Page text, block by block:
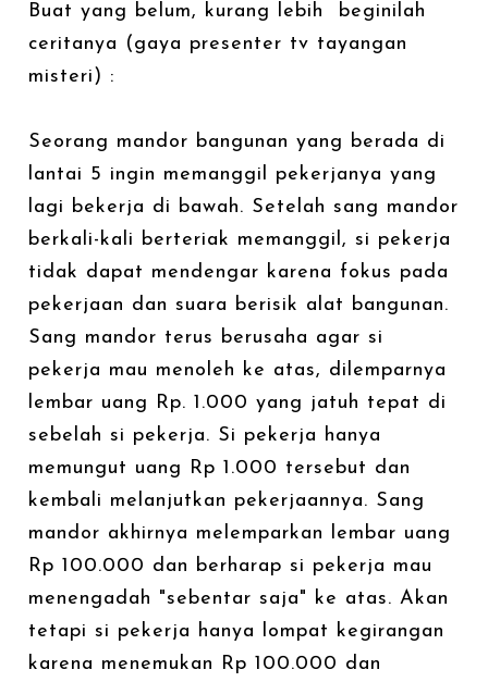
Buat yang belum, kurang lebih beginilah
ceritanya (gaya presenter tv tayangan
misteri) :
Seorang mandor bangunan yang berada di
lantai 5 ingin memanggil pekerjanya yang
lagi bekerja di bawah. Setelah sang mandor
berkali-kali berteriak memanggil, si pekerja
tidak dapat mendengar karena fokus pada
pekerjaan dan suara berisik alat bangunan.
Sang mandor terus berusaha agar si
pekerja mau menoleh ke atas, dilemparnya
lembar uang Rp. 1.000 yang jatuh tepat di
sebelah si pekerja. Si pekerja hanya
memungut uang Rp 1.000 tersebut dan
kembali melanjutkan pekerjaannya. Sang
mandor akhirnya melemparkan lembar uang
Rp 100.000 dan berharap si pekerja mau
menengadah "sebentar saja" ke atas. Akan
tetapi si pekerja hanya lompat kegirangan
karena menemukan Rp 100.000 dan